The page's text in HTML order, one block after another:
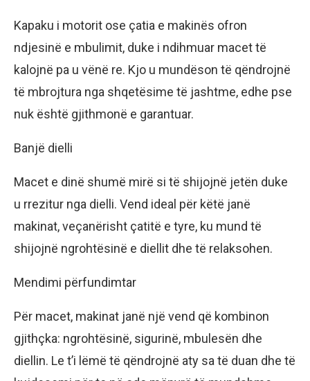
Kapaku i motorit ose çatia e makinës ofron
ndjesinë e mbulimit, duke i ndihmuar macet të
kalojnë pa u vënë re. Kjo u mundëson të qëndrojnë
të mbrojtura nga shqetësime të jashtme, edhe pse
nuk është gjithmonë e garantuar.
Banjë dielli
Macet e dinë shumë mirë si të shijojnë jetën duke
u rrezitur nga dielli. Vend ideal për këtë janë
makinat, veçanërisht çatitë e tyre, ku mund të
shijojnë ngrohtësinë e diellit dhe të relaksohen.
Mendimi përfundimtar
Për macet, makinat janë një vend që kombinon
gjithçka: ngrohtësinë, sigurinë, mbulesën dhe
diellin. Le t’i lëmë të qëndrojnë aty sa të duan dhe të